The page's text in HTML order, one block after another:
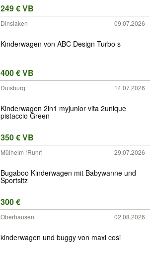
249 € VB
Dinslaken 09.07.2026
Kinderwagen von ABC Design Turbo s
400 € VB
Duisburg 14.07.2026
Kinderwagen 2in1 myjunior vita 2unique
pistaccio Green
350 € VB
Mülheim (Ruhr) 29.07.2026
Bugaboo Kinderwagen mit Babywanne und
Sportsitz
300 €
Oberhausen 02.08.2026
kinderwagen und buggy von maxi cosi